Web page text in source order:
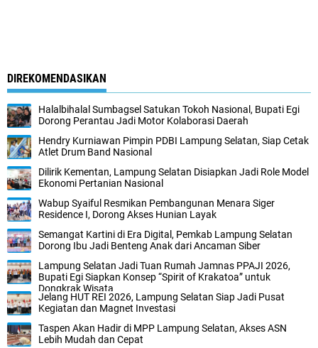
DIREKOMENDASIKAN
Halalbihalal Sumbagsel Satukan Tokoh Nasional, Bupati Egi
Dorong Perantau Jadi Motor Kolaborasi Daerah
Hendry Kurniawan Pimpin PDBI Lampung Selatan, Siap Cetak
Atlet Drum Band Nasional
Dilirik Kementan, Lampung Selatan Disiapkan Jadi Role Model
Ekonomi Pertanian Nasional
Wabup Syaiful Resmikan Pembangunan Menara Siger
Residence I, Dorong Akses Hunian Layak
Semangat Kartini di Era Digital, Pemkab Lampung Selatan
Dorong Ibu Jadi Benteng Anak dari Ancaman Siber
Lampung Selatan Jadi Tuan Rumah Jamnas PPAJI 2026,
Bupati Egi Siapkan Konsep “Spirit of Krakatoa” untuk
Dongkrak Wisata
Jelang HUT REI 2026, Lampung Selatan Siap Jadi Pusat
Kegiatan dan Magnet Investasi
Taspen Akan Hadir di MPP Lampung Selatan, Akses ASN
Lebih Mudah dan Cepat